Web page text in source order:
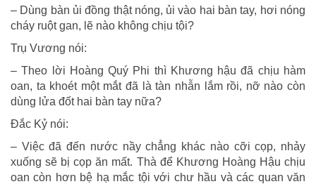
– Dùng bàn ủi đồng thật nóng, ủi vào hai bàn tay, hơi nóng
cháy ruột gan, lẽ nào không chịu tội?
Trụ Vương nói:
– Theo lời Hoàng Quý Phi thì Khương hậu đã chịu hàm
oan, ta khoét một mắt đã là tàn nhẫn lắm rồi, nỡ nào còn
dùng lửa đốt hai bàn tay nữa?
Ðắc Kỷ nói:
– Việc đã đến nước nầy chẳng khác nào cỡi cọp, nhảy
xuống sẽ bị cọp ăn mất. Thà để Khương Hoàng Hậu chịu
oan còn hơn bệ hạ mắc tội với chư hầu và các quan văn